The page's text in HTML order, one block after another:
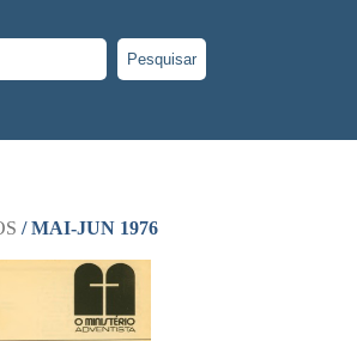
Pesquisar
/ MAI-JUN 1976